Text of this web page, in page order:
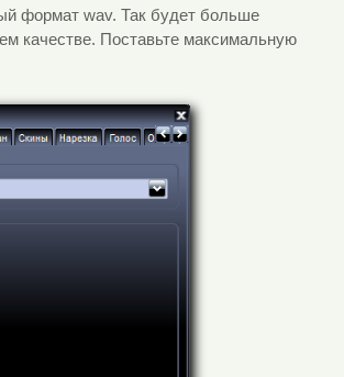
формат wav. Так будет больше
качестве. Поставьте максимальную